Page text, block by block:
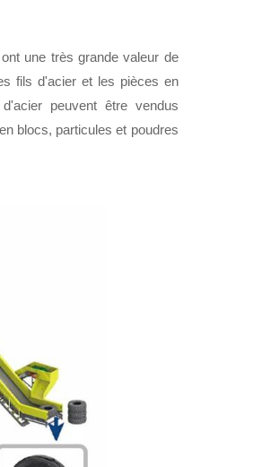
une très grande valeur de
fils d'acier et les pièces en
peuvent être vendus
blocs, particules et poudres